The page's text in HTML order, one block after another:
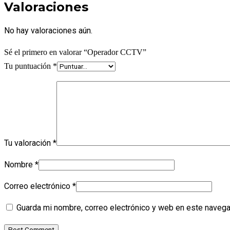
Valoraciones
No hay valoraciones aún.
Sé el primero en valorar “Operador CCTV”
Tu puntuación *
Tu valoración *
Nombre *
Correo electrónico *
Guarda mi nombre, correo electrónico y web en este